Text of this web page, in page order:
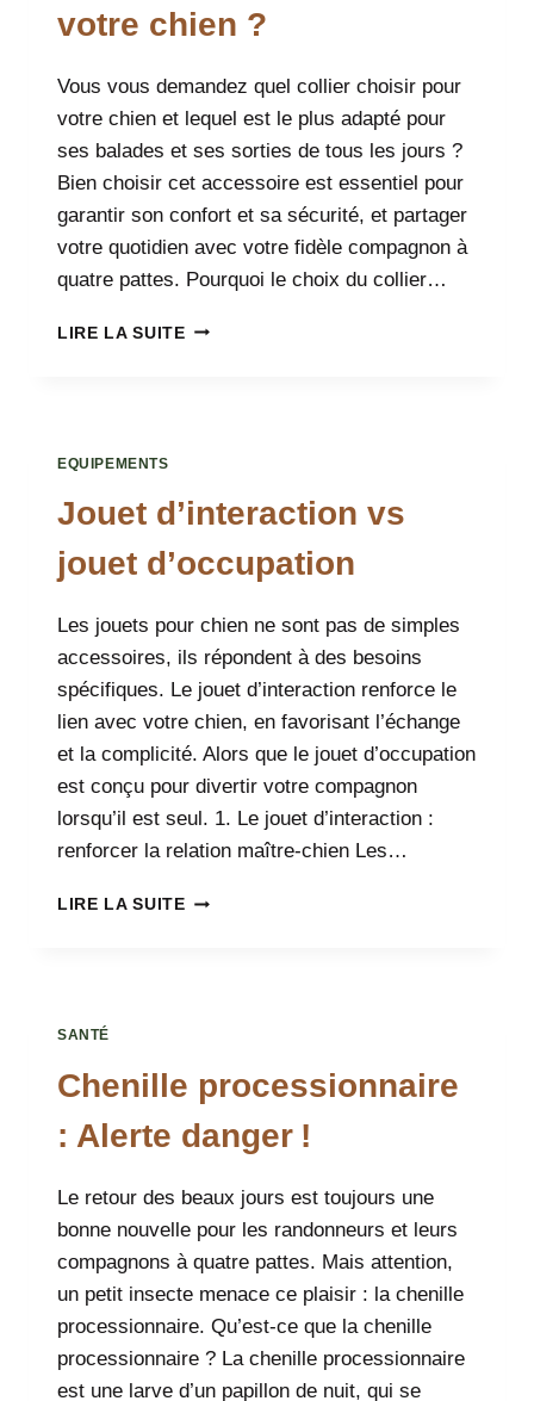
FAIRE
?
votre chien ?
Vous vous demandez quel collier choisir pour
votre chien et lequel est le plus adapté pour
ses balades et ses sorties de tous les jours ?
Bien choisir cet accessoire est essentiel pour
garantir son confort et sa sécurité, et partager
votre quotidien avec votre fidèle compagnon à
quatre pattes. Pourquoi le choix du collier…
LIRE LA SUITEQUEL
EQUIPEMENTS
Jouet d’interaction vs
jouet d’occupation
Les jouets pour chien ne sont pas de simples
accessoires, ils répondent à des besoins
spécifiques. Le jouet d’interaction renforce le
lien avec votre chien, en favorisant l’échange
et la complicité. Alors que le jouet d’occupation
est conçu pour divertir votre compagnon
lorsqu’il est seul. 1. Le jouet d’interaction :
renforcer la relation maître-chien Les…
LIRE LA SUITEJOUET
SANTÉ
Chenille processionnaire
: Alerte danger !
Le retour des beaux jours est toujours une
bonne nouvelle pour les randonneurs et leurs
compagnons à quatre pattes. Mais attention,
un petit insecte menace ce plaisir : la chenille
processionnaire. Qu’est-ce que la chenille
processionnaire ? La chenille processionnaire
est une larve d’un papillon de nuit, qui se